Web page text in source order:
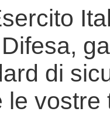
di
le vostre